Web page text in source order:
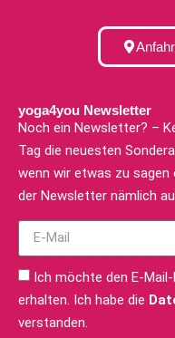
yoga4you Newsletter
Noch ein Newsletter? –
Tag die neuesten
wenn wir etwas zu sagen
der Newsletter nämlich
Ich möchte den E-
erhalten. Ich habe die
verstanden.